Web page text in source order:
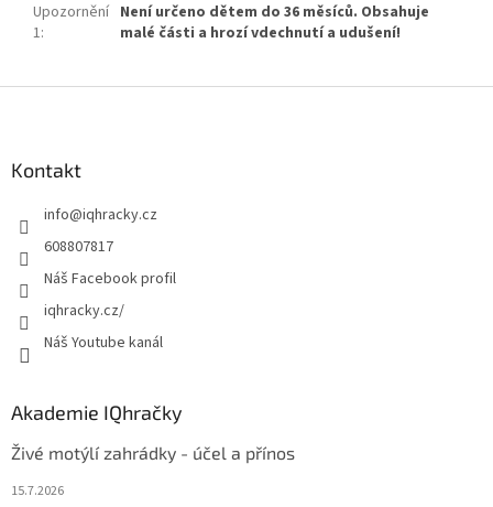
Upozornění
1:
Není určeno dětem do 36 měsíců. Obsahuje
malé části a hrozí vdechnutí a udušení!
Kontakt
info@iqhracky.cz
608807817
Náš Facebook profil
iqhracky.cz/
Náš Youtube kanál
Akademie IQhračky
Živé motýlí zahrádky - účel a přínos
15.7.2026